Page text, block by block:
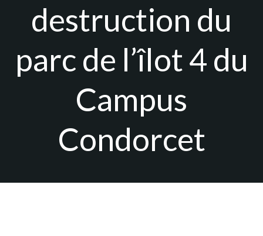
destruction du
parc de l’îlot 4 du
Campus
Condorcet